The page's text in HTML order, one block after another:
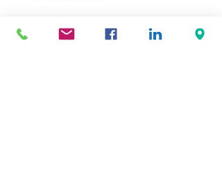
a Tréneri v škole